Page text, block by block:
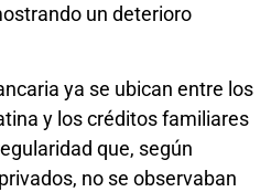
un deterioro
ya se ubican entre los
y los créditos familiares
que, según
no se observaban